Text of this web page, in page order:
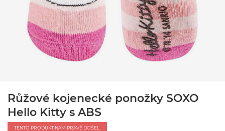
Růžové kojenecké ponožky SOXO
Hello Kitty s ABS
TENTO PRODUKT NÁM PRÁVĚ DOŠEL.